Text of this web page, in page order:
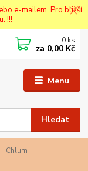
e-mailem. Pro bližší
!!!
Menu
Hledat
0 ks
za 0,00 Kč
Chlum